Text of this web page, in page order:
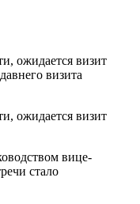
ожидается визит
визита
ожидается визит
вице-
стало